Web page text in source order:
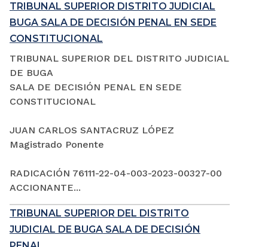
TRIBUNAL SUPERIOR DISTRITO JUDICIAL
BUGA SALA DE DECISIÓN PENAL EN SEDE
CONSTITUCIONAL
TRIBUNAL SUPERIOR DEL DISTRITO JUDICIAL
DE BUGA
SALA DE DECISIÓN PENAL EN SEDE
CONSTITUCIONAL
JUAN CARLOS SANTACRUZ LÓPEZ
Magistrado Ponente
RADICACIÓN 76111-22-04-003-2023-00327-00
ACCIONANTE...
TRIBUNAL SUPERIOR DEL DISTRITO
JUDICIAL DE BUGA SALA DE DECISIÓN